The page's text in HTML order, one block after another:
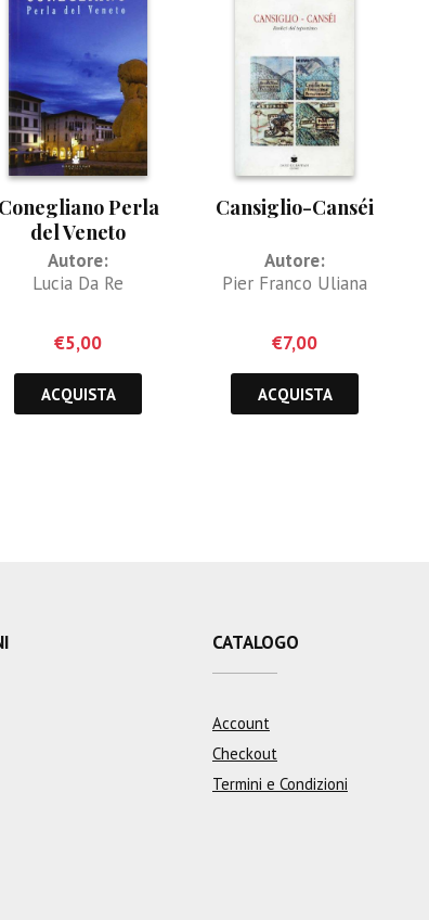
Conegliano Perla
del Veneto
Autore:
Lucia Da Re
€5,00
ACQUISTA
Cansiglio-Canséi
Autore:
Pier Franco Uliana
€7,00
ACQUISTA
CATALOGO
Account
Checkout
Termini e Condizioni